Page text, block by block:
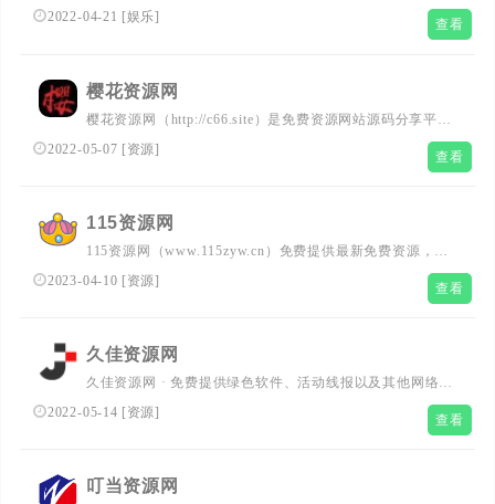
资源,优志资源,活动线报,绿色软件,网站源码,的网络技术的
2022-04-21 [娱乐] 查看
樱花资源网
樱花资源网（http://c66.site）是免费资源网站源码分享平台,
每天更新技术教程、活动线报、实用软件等,分享最具价值
的内容,致力打造全网最优秀的免费资源网、最好资源网、
2022-05-07 [资源] 查看
115资源网
115资源网（www.115zyw.cn）免费提供最新免费资源，最
新免费线报微信活动分享，电脑手机软件，活动线报，网上
创业赚钱项目，网站源码，qq技术乐园等。努力打造为全国
程，努力为各位网友呈现最好的资源下载网站，一切尽在
115资源网。
2023-04-10 [资源] 查看
久佳资源网
久佳资源网 · 免费提供绿色软件、活动线报以及其他网络资
源,好货不私藏! 全部栏目易语言源码网站源码技巧分享宅家
2022-05-14 [资源] 查看
叮当资源网